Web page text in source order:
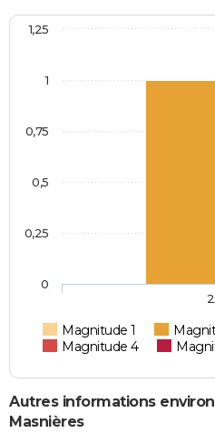
Magnitude 1
Magnitude 4
0
0,25
0,5
0,75
1
1,25
Autres informations
Masnières